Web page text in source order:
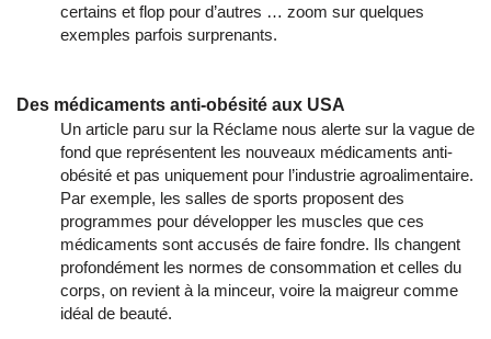
certains et flop pour d’autres … zoom sur quelques
exemples parfois surprenants.
Des médicaments anti-obésité aux USA
Un article paru sur la Réclame nous alerte sur la vague de
fond que représentent les nouveaux médicaments anti-
obésité et pas uniquement pour l’industrie agroalimentaire.
Par exemple, les salles de sports proposent des
programmes pour développer les muscles que ces
médicaments sont accusés de faire fondre. Ils changent
profondément les normes de consommation et celles du
corps, on revient à la minceur, voire la maigreur comme
idéal de beauté.